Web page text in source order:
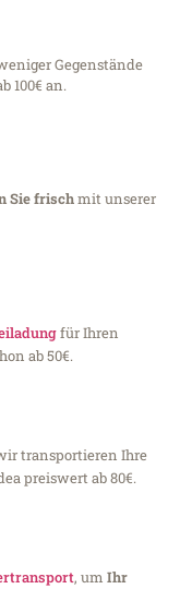
Gegenstände
100€ an.
Sie frischmit unserer
für Ihren
ab 50€.
transportieren Ihre
preiswert ab 80€.
, um Ihr